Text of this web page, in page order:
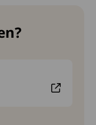
website en opent